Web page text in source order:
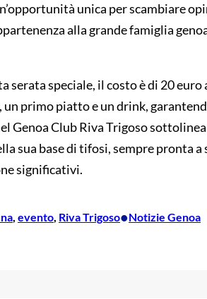
unica per scambiare
alla grande famiglia
serata speciale, il costo è di 20 euro
primo piatto e un drink,
Genoa Club Riva Trigoso
sua base di tifosi, sempre pronta a
significativi.
, evento, Riva Trigoso•Notizie Genoa